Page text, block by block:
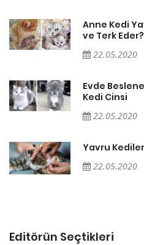
Anne Kedi
ve Terk Eder?
22.05.2020
Evde
Kedi Cinsi
22.05.2020
Yavru
22.05.2020
Editörün Seçtikleri